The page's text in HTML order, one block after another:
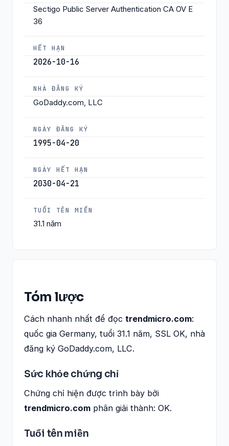
Sectigo Public Server Authentication CA OV E
36
HẾT HẠN
2026-10-16
NHÀ ĐĂNG KÝ
GoDaddy.com, LLC
NGÀY ĐĂNG KÝ
1995-04-20
NGÀY HẾT HẠN
2030-04-21
TUỔI TÊN MIỀN
31.1 năm
Tóm lược
Cách nhanh nhất để đọc trendmicro.com:
quốc gia Germany, tuổi 31.1 năm, SSL OK, nhà
đăng ký GoDaddy.com, LLC.
Sức khỏe chứng chỉ
Chứng chỉ hiện được trình bày bởi
trendmicro.com phân giải thành: OK.
Tuổi tên miền